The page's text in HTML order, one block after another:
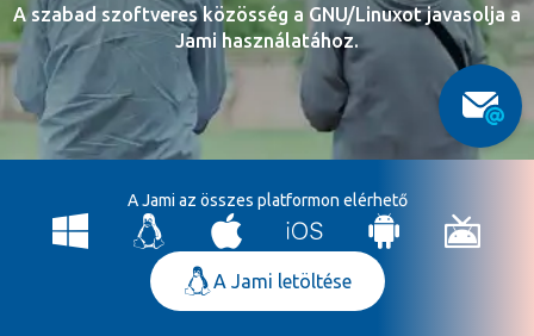
A szabad szoftveres közösség a GNU/Linuxot javasolja a
Jami használatához.
A Jami az összes platformon elérhető
A Jami letöltése